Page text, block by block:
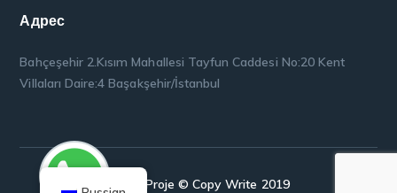
Адрес
Bahçeşehir 2.Kısım Mahallesi Tayfun Caddesi No:20 Kent
Villaları Daire:4 Başakşehir/İstanbul
Super Proje © Copy Write 2019